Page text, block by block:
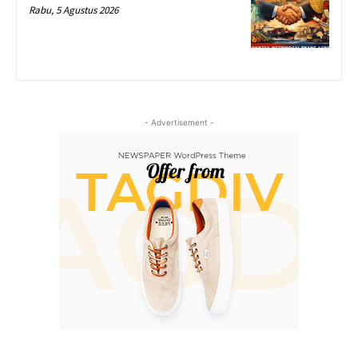
Rabu, 5 Agustus 2026
- Advertisement -